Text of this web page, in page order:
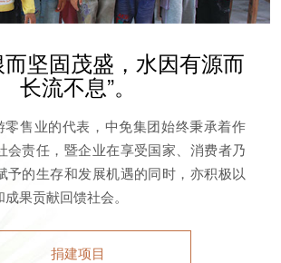
而坚固茂盛，水因有源而
长流不息”。
零售业的代表，中免集团始终秉承着作
会责任，暨企业在享受国家、消费者乃
予的生存和发展机遇的同时，亦积极以
果贡献回馈社会。
捐建项目